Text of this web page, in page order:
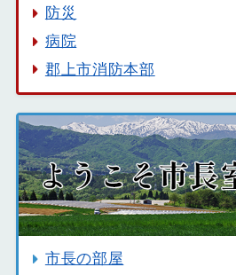
防災
病院
郡上市消防本部
市長の部屋